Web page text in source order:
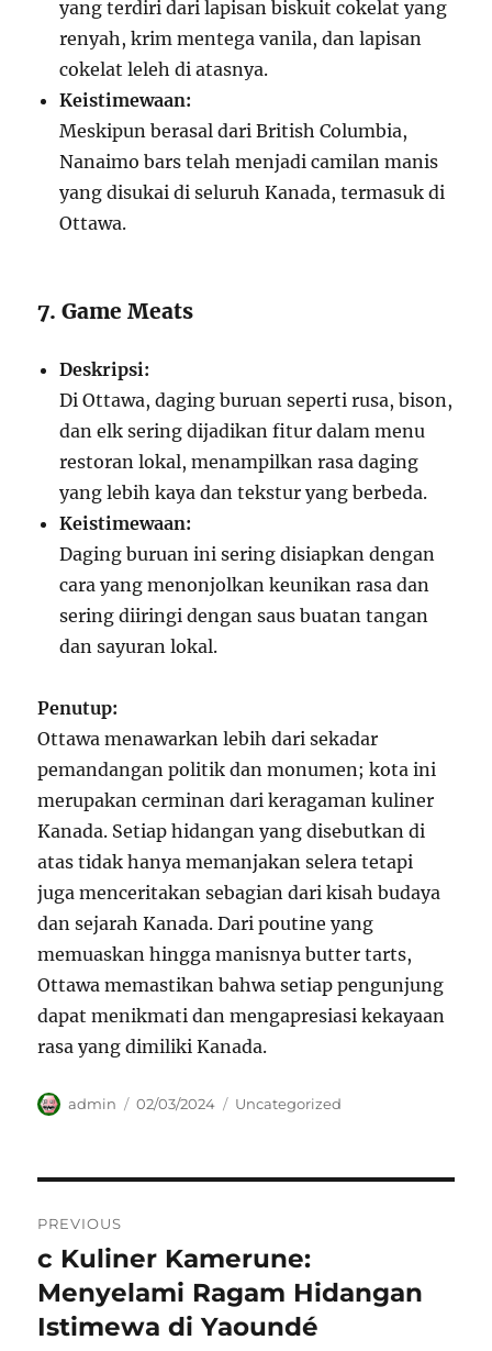
yang terdiri dari lapisan biskuit cokelat yang
renyah, krim mentega vanila, dan lapisan
cokelat leleh di atasnya.
Keistimewaan:
Meskipun berasal dari British Columbia,
Nanaimo bars telah menjadi camilan manis
yang disukai di seluruh Kanada, termasuk di
Ottawa.
7. Game Meats
Deskripsi:
Di Ottawa, daging buruan seperti rusa, bison,
dan elk sering dijadikan fitur dalam menu
restoran lokal, menampilkan rasa daging
yang lebih kaya dan tekstur yang berbeda.
Keistimewaan:
Daging buruan ini sering disiapkan dengan
cara yang menonjolkan keunikan rasa dan
sering diiringi dengan saus buatan tangan
dan sayuran lokal.
Penutup:
Ottawa menawarkan lebih dari sekadar
pemandangan politik dan monumen; kota ini
merupakan cerminan dari keragaman kuliner
Kanada. Setiap hidangan yang disebutkan di
atas tidak hanya memanjakan selera tetapi
juga menceritakan sebagian dari kisah budaya
dan sejarah Kanada. Dari poutine yang
memuaskan hingga manisnya butter tarts,
Ottawa memastikan bahwa setiap pengunjung
dapat menikmati dan mengapresiasi kekayaan
rasa yang dimiliki Kanada.
Author
admin
Posted
02/03/2024 Categories
Uncategorized
pos
PREVIOUS
Previous
post:
c Kuliner Kamerune:
Menyelami Ragam Hidangan
Istimewa di Yaoundé